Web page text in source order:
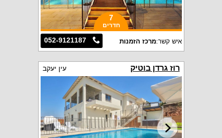
7
חדרים
052-9121187 איש קשר:מרכז הזמנות
רוז גרדן בוטיק עין יעקב